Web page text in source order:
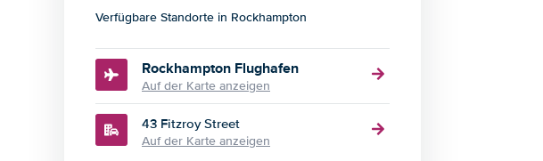
Verfügbare Standorte in Rockhampton
Rockhampton Flughafen
Auf der Karte anzeigen
43 Fitzroy Street
Auf der Karte anzeigen